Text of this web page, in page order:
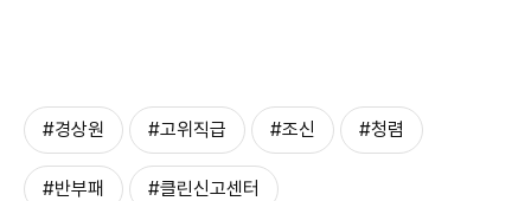
#경상원 #고위직급 #조신 #청렴
#반부패 #클린신고센터